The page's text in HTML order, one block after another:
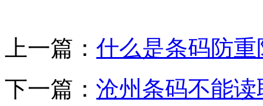
上一篇： 什么是条码防
下一篇： 沧州条码不能